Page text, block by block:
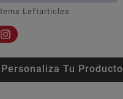
Leftarticles
Personaliza Tu Producto